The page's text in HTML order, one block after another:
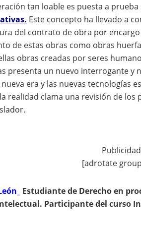
tan loable es puesta a
Este concepto ha llevado a
del contrato de obra por
de estas obras como obras
obras creadas por seres
presenta un nuevo interrogante y
era y las nuevas tecnologías
realidad clama una revisión de
Publicidad
[adrotate
Estudiante de Derecho en
Participante del curso